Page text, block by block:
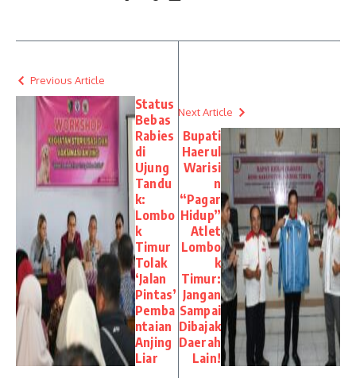
Previous Article
Status
Bebas
Rabies
di
Ujung
Tandu
k:
Lombo
k
Timur
Tolak
‘Jalan
Pintas’
Pemba
ntaian
Anjing
Liar
Next Article
Bupati
Haerul
Warisi
n
“Pagar
Hidup”
Atlet
Lombo
k
Timur:
Jangan
Sampai
Dibajak
Daerah
Lain!